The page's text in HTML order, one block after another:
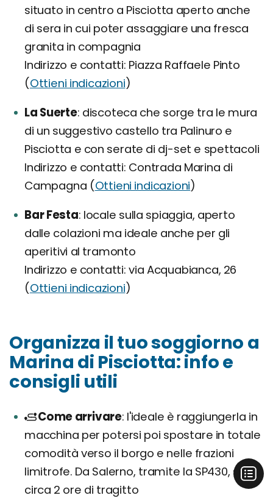
situato in centro a Pisciotta aperto anche
di sera in cui poter assaggiare una fresca
granita in compagnia
Indirizzo e contatti: Piazza Raffaele Pinto
(Ottieni indicazioni)
La Suerte discoteca che sorge tra le mura
di un suggestivo castello tra Palinuro e
Pisciotta e con serate di dj-set e spettacoli
Indirizzo e contatti: Contrada Marina di
Campagna (Ottieni indicazioni)
Bar Festa locale sulla spiaggia, aperto
dalle colazioni ma ideale anche per gli
aperitivi al tramonto
Indirizzo e contatti: via Acquabianca, 26
(Ottieni indicazioni)
Organizza il tuo soggiorno a
Marina di Pisciotta: info e
consigli utili
Come arrivare l'ideale è raggiungerla in
macchina per potersi poi spostare in totale
comodità verso il borgo e nelle frazioni
limitrofe. Da Salerno, tramite la SP430, sono
circa 2 ore di tragitto